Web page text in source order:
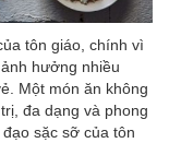
tôn giáo, chính vì
hưởng nhiều
Một món ăn không
đa dạng và phong
sặc sỡ của tôn